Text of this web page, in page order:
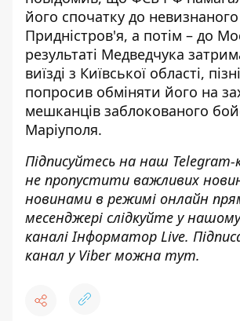
його спочатку до невизнаного
Придністров'я, а потім – до
результаті Медведчука
виїзді з Київської області,
попросив обміняти його на
мешканців заблокованого
Маріуполя.
Підписуйтесь на наш
не пропустити важливих
новинами в режимі онлайн
месенджері слідкуйте у
каналіІнформатор Live.
канал у Viber можна тут.